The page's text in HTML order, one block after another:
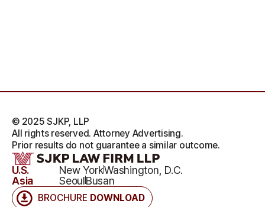
BROCHURE DOWNLOAD
U.S. New YorkWashington, D.C.
Asia
SeoulBusan
© 2025 SJKP, LLP
All rights reserved. Attorney Advertising.
Prior results do not guarantee a similar outcome.